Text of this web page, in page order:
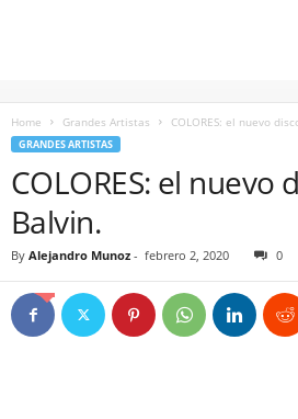
Home Grandes Artistas COLORES: el nuevo
GRANDES ARTISTAS
COLORES: el nuevo
Balvin.
By Alejandro Munoz - febrero 2, 2020 0